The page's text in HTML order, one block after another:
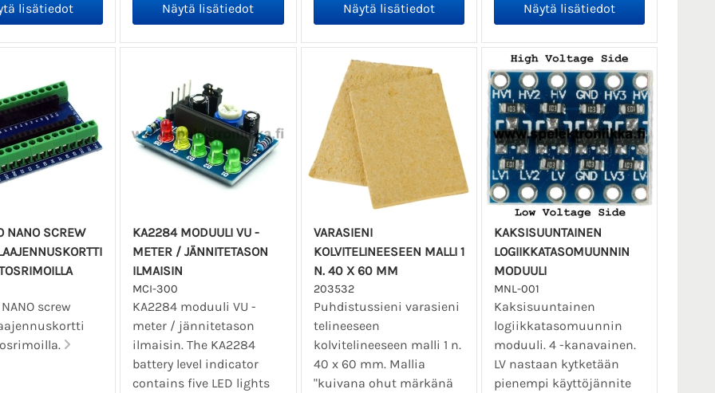
NANO SCREW
screw
KA2284 MODUULI VU -
METER / JÄNNITETASON
ILMAISIN
MCI-300
KA2284 moduuli VU -
meter / jännitetason
ilmaisin. The KA2284
battery level indicator
contains five LED lights
VARASIENI
KOLVITELINEESEEN MALLI 1
N. 40 X 60 MM
203532
Puhdistussieni varasieni
telineeseen
kolvitelineeseen malli 1 n.
40 x 60 mm. Mallia
"kuivana ohut märkänä
KAKSISUUNTAINEN
LOGIIKKATASOMUUNNIN
MODUULI
MNL-001
Kaksisuuntainen
logiikkatasomuunnin
moduuli. 4 -kanavainen.
LV nastaan kytketään
pienempi käyttöjännite